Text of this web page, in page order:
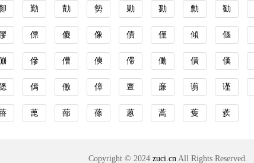
勤 勣 勢 勦 勠 勡 勧
僄 傻 像 債 僅 傾 傴
傪 傮 傸 僀 働 僙 傼
傿 僌 傽 亶 亷 谫 谨
蓖 蔀 蓧 蒽 蒿 蒦 蒺
Copyright © 2024 zuci.cn All Rights Reserved.